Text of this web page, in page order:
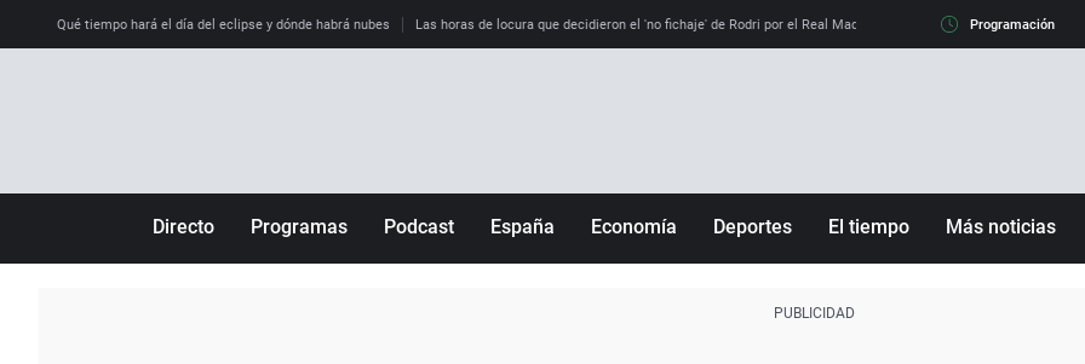
Qué tiempo hará el día del eclipse y dónde habrá nubes Las horas de locura que decidieron el 'no fichaje' de Rodri por el Real Madrid y su 'sí' al Barça La llamada
Programación
Directo Programas Podcast España Economía Deportes El tiempo Más noticias